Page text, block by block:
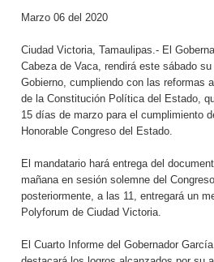
Marzo 06 del 2020
Ciudad Victoria, Tamaulipas.- El
Cabeza de Vaca, rendirá este sábado
Gobierno, cumpliendo con las reformas
de la Constitución Política del Estado,
15 días de marzo para el cumplimiento
Honorable Congreso del Estado.
El mandatario hará entrega del
mañana en sesión solemne del
posteriormente, a las 11, entregará un
Polyforum de Ciudad Victoria.
El Cuarto Informe del Gobernador